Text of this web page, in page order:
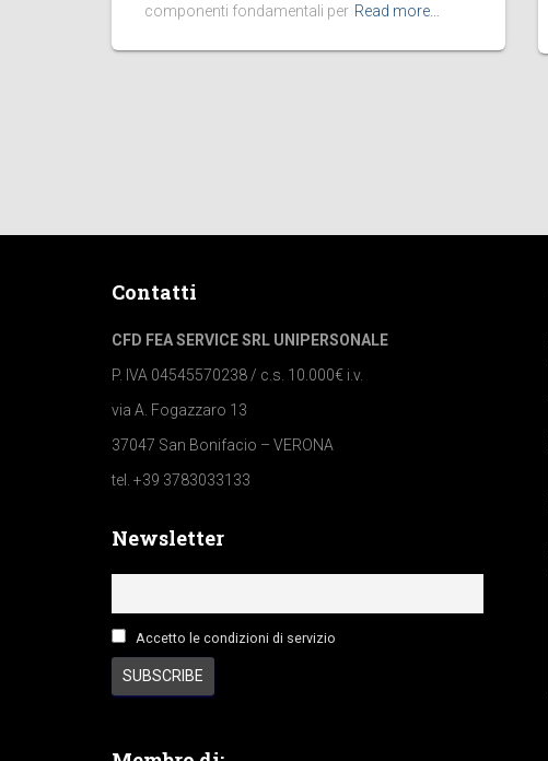
componenti fondamentali per Read more…
Contatti
CFD FEA SERVICE SRL UNIPERSONALE
P. IVA 04545570238 / c.s. 10.000€ i.v.
via A. Fogazzaro 13
37047 San Bonifacio – VERONA
tel. +39 3783033133
Newsletter
Accetto le condizioni di servizio